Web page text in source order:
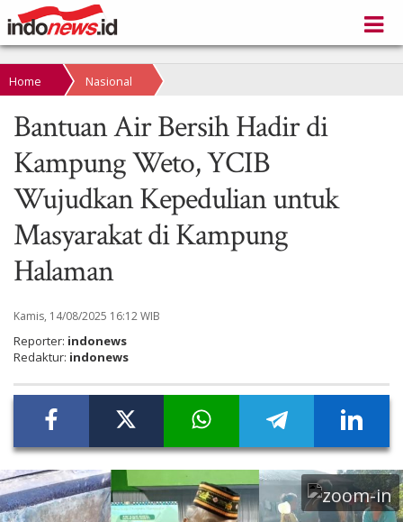
Home Nasional
Bantuan Air Bersih Hadir di
Kampung Weto, YCIB
Wujudkan Kepedulian untuk
Masyarakat di Kampung
Halaman
Kamis, 14/08/2025 16:12 WIB
Reporter: indonews
Redaktur: indonews